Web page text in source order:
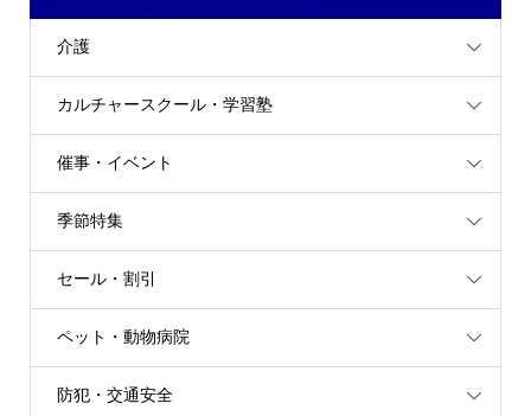
介護
カルチャースクール・学習塾
催事・イベント
季節特集
セール・割引
ペット・動物病院
防犯・交通安全